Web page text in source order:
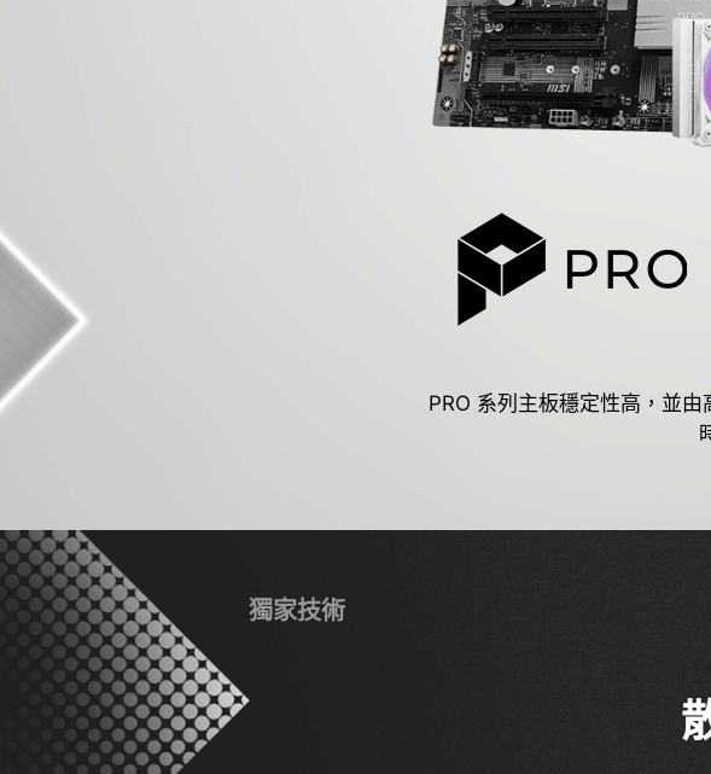
PRO 系列主板穩定性高，並
獨家技術